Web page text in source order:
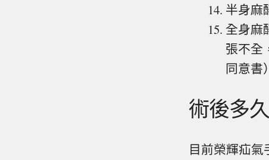
半身麻
全身麻
張不全
同意書）
術後多
目前榮輝疝